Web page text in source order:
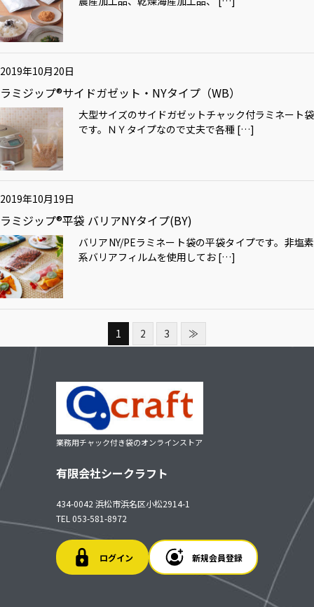
2019年10月20日
ラミジップ®サイドガゼット・NYタイプ（WB）
大型サイズのサイドガゼットチャック付ラミネート袋
です。ＮＹタイプなので丈夫で各種 […]
2019年10月19日
ラミジップ®平袋 バリアNYタイプ(BY)
バリアNY/PEラミネート袋の平袋タイプです。非塩素
系バリアフィルムを使用してお […]
1 2 3 ≫
業務用チャック付き袋のオンラインストア
有限会社シークラフト
434-0042 浜松市浜名区小松2914-1
TEL 053-581-8972
ログイン 新規会員登録